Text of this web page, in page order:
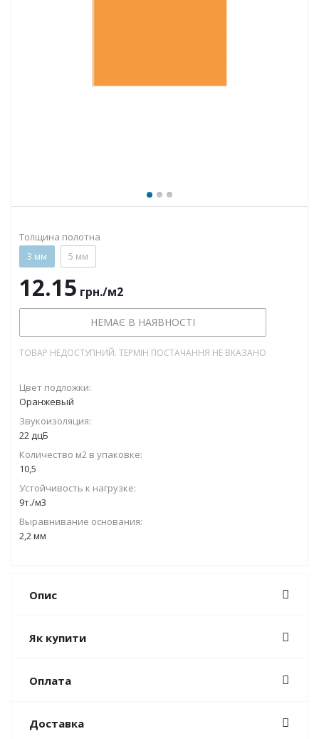
Толщина полотна
3 мм
5 мм
12.15 грн./м2
НЕМАЄ В НАЯВНОСТІ
ТОВАР НЕДОСТУПНИЙ. ТЕРМІН ПОСТАЧАННЯ НЕ ВКАЗАНО
Цвет подложки:
Оранжевый
Звукоизоляция:
22 дцБ
Количество м2 в упаковке:
10,5
Устойчивость к нагрузке:
9т./м3
Выравнивание основания:
2,2 мм
Опис
Як купити
Оплата
Доставка